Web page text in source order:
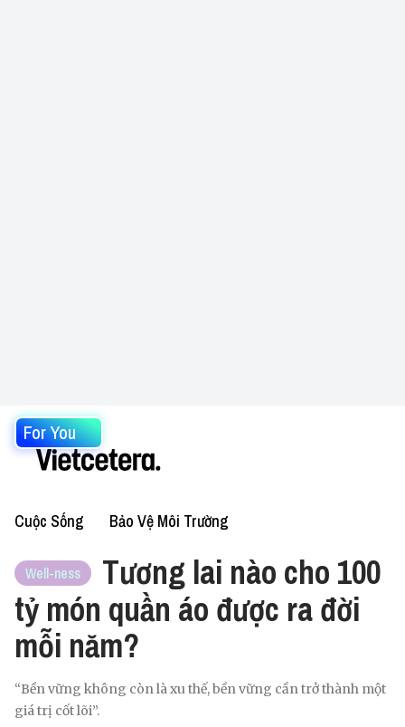
For You
Cuộc Sống Bảo Vệ Môi Trường
Well-ness
Tương lai nào cho 100
tỷ món quần áo được ra đời
mỗi năm?
“Bền vững không còn là xu thế, bền vững cần trở thành một
giá trị cốt lõi”.